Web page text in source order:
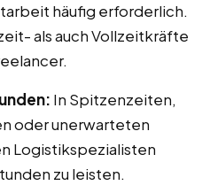
häufig erforderlich.
als auch Vollzeitkräfte
In Spitzenzeiten,
oder unerwarteten
Logistikspezialisten
zu leisten.